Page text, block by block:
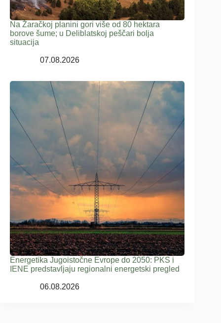
Na Žaračkoj planini gori više od 80 hektara
borove šume; u Deliblatskoj peščari bolja
situacija
07.08.2026
Energetika Jugoistočne Evrope do 2050: PKS i
IENE predstavljaju regionalni energetski pregled
06.08.2026